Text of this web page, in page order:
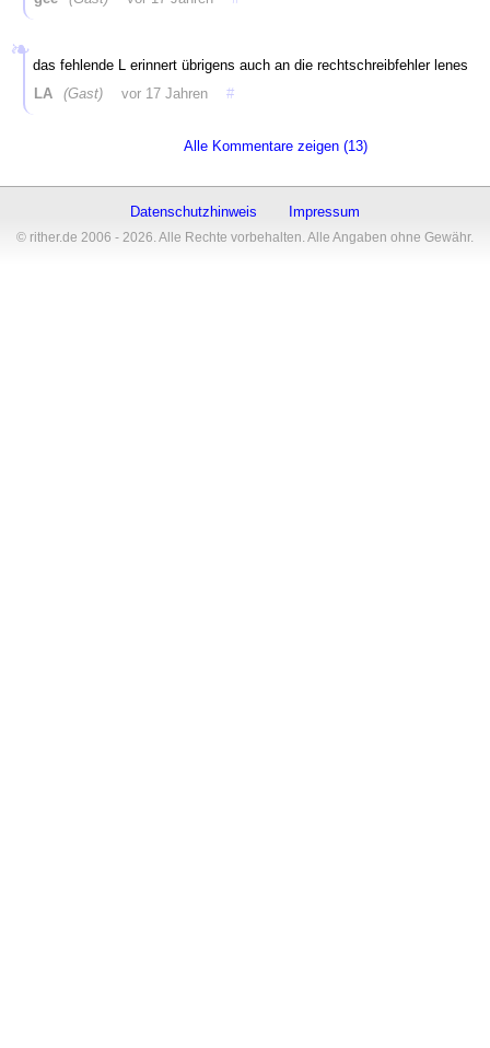
das fehlende L erinnert übrigens auch an die rechtschreibfehler lenes
LA
(Gast) vor 17 Jahren #
Alle Kommentare zeigen (13)
Datenschutzhinweis Impressum
© rither.de 2006 - 2026. Alle Rechte vorbehalten. Alle Angaben ohne Gewähr.